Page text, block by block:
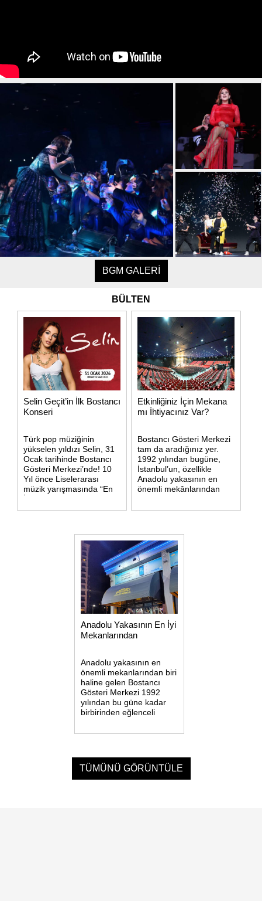
BGM GALERİ
BÜLTEN
Selin Geçit’in İlk Bostancı
Konseri
Türk pop müziğinin
yükselen yıldızı Selin, 31
Ocak tarihinde Bostancı
Gösteri Merkezi’nde! 10
Yıl önce Liselerarası
müzik yarışmasında “En
sahnede gerçekleştireceği
Etkinliğiniz İçin Mekana
mı İhtiyacınız Var?
Bostancı Gösteri Merkezi
tam da aradığınız yer.
1992 yılından bugüne,
İstanbul’un, özellikle
Anadolu yakasının en
önemli mekânlarından
GÖSTERİ MERKEZİ
toplam 2370 kişilik
kapasiteye sahiptir.
Konforlu bir oturma
düzenine ve
Anadolu Yakasının En İyi
Mekanlarından
Anadolu yakasının en
önemli mekanlarından biri
haline gelen Bostancı
Gösteri Merkezi 1992
yılından bu güne kadar
birbirinden eğlenceli
etkinliğe ev sahipliği
mekanlarından biri haline
gelen Bostancı Gösteri
Merkezi 1992
TÜMÜNÜ GÖRÜNTÜLE